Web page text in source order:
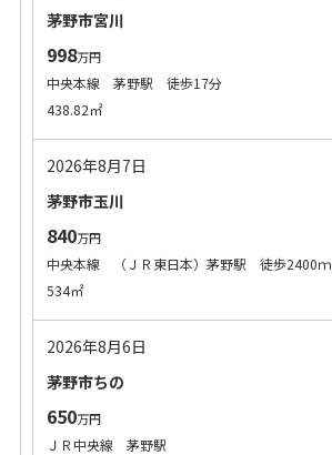
茅野市宮川
998万円
中央本線 茅野駅 徒歩17分
438.82㎡
2026年8月7日
茅野市玉川
840万円
中央本線 （ＪＲ東日本）茅野駅 徒歩2400ｍ
534㎡
2026年8月6日
茅野市ちの
650万円
ＪＲ中央線 茅野駅